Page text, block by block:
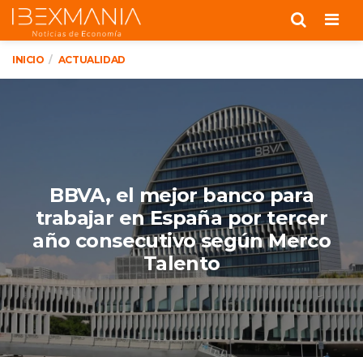
INICIO ACTUALIDAD
BBVA, el mejor banco para
trabajar en España por tercer
año consecutivo según Merco
Talento